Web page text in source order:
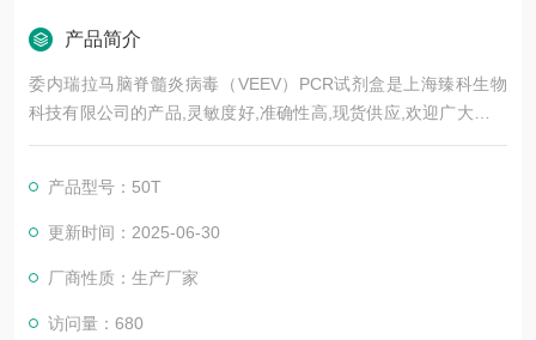
产品简介
委内瑞拉马脑脊髓炎病毒（VEEV）PCR试剂盒是上海臻科生物
科技有限公司的产品,灵敏度好,准确性高,现货供应,欢迎广大新老
客户前来选购。
产品型号：50T
更新时间：2025-06-30
厂商性质：生产厂家
访问量：680